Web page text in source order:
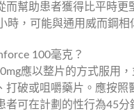
而幫助患者獲得比平時更
時，可能與通用威而鋼相
100毫克？
應以整片的方式服用
打破或咀嚼藥片。應按照
者可在計劃的性行為45分